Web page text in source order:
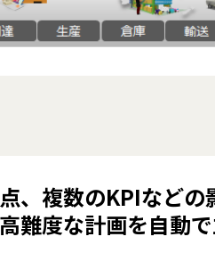
、複数のKPIなどの
難度な計画を自動で